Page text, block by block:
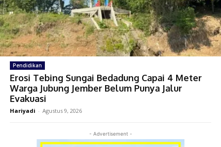
Pendidikan
Erosi Tebing Sungai Bedadung Capai 4 Meter
Warga Jubung Jember Belum Punya Jalur
Evakuasi
Hariyadi - Agustus 9, 2026
- Advertisement -